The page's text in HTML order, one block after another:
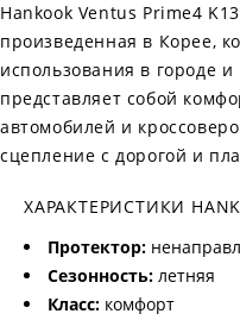
Hankook Ventus Prime4
произведенная в Корее,
использования в городе
представляет собой
автомобилей и
сцепление с дорогой и
ХАРАКТЕРИСТИКИ
Протектор:
Сезонность: летняя
Класс: комфорт